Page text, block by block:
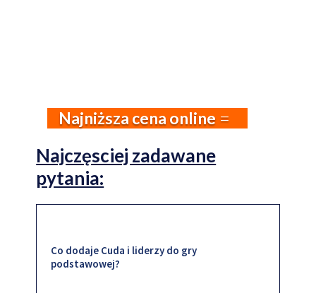
Najniższa cena online
Najczęsciej zadawane
pytania:
Co dodaje Cuda i liderzy do gry
podstawowej?